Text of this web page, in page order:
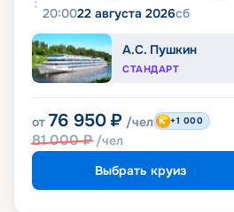
20:0022 августа 2026сб
А.С. Пушкин
СТАНДАРТ
от 76 950 ₽ /чел
81 000₽ /чел
+1 000
Выбрать круиз